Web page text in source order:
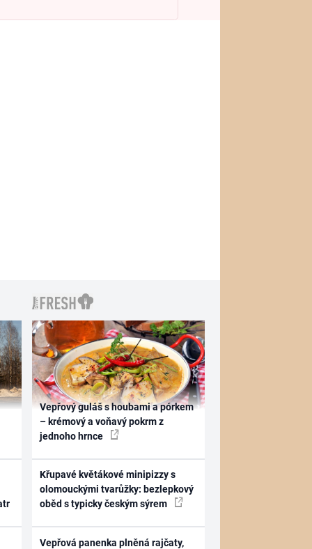
Vepřový guláš s houbami a pórkem
– krémový a voňavý pokrm z
jednoho hrnce
Křupavé květákové minipizzy s
olomouckými tvarůžky: bezlepkový
oběd s typicky českým sýrem
Vepřová panenka plněná rajčaty,